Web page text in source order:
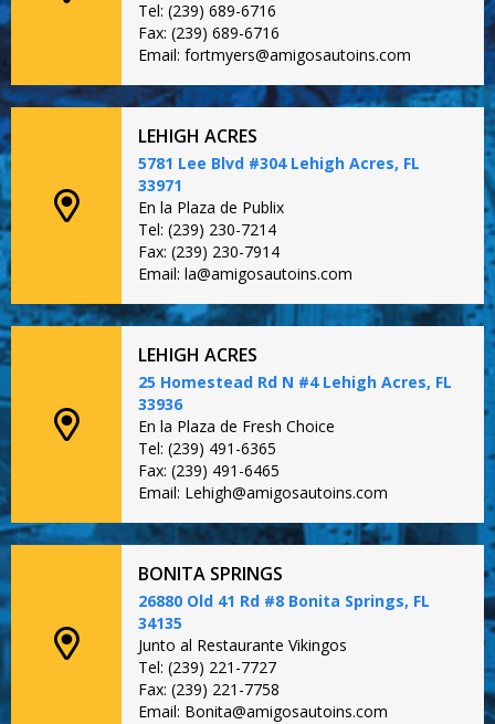
Tel: (239) 689-6716
Fax: (239) 689-6716
Email: fortmyers@amigosautoins.com
LEHIGH ACRES
5781 Lee Blvd #304 Lehigh Acres, FL
33971
En la Plaza de Publix
Tel: (239) 230-7214
Fax: (239) 230-7914
Email: la@amigosautoins.com
LEHIGH ACRES
25 Homestead Rd N #4 Lehigh Acres, FL
33936
En la Plaza de Fresh Choice
Tel: (239) 491-6365
Fax: (239) 491-6465
Email: Lehigh@amigosautoins.com
BONITA SPRINGS
26880 Old 41 Rd #8 Bonita Springs, FL
34135
Junto al Restaurante Vikingos
Tel: (239) 221-7727
Fax: (239) 221-7758
Email: Bonita@amigosautoins.com